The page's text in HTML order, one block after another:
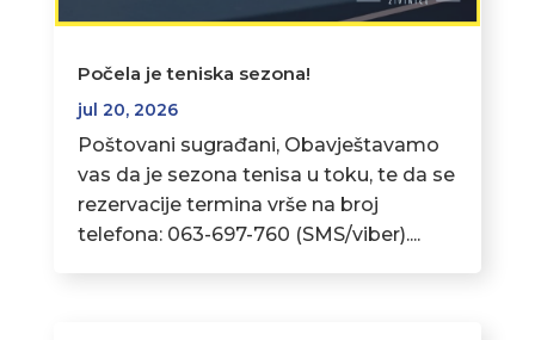
Počela je teniska sezona!
jul 20, 2026
Poštovani sugrađani, Obavještavamo
vas da je sezona tenisa u toku, te da se
rezervacije termina vrše na broj
telefona: 063-697-760 (SMS/viber)....